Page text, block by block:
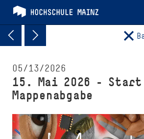
05/13/2026
15. Mai 2026 –
Mappenabgabe